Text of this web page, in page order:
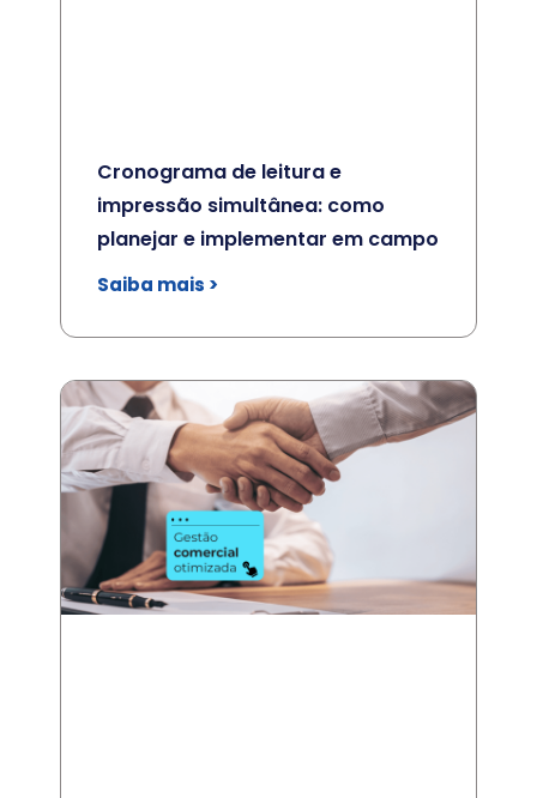
Cronograma de leitura e
impressão simultânea: como
planejar e implementar em campo
Saiba mais >